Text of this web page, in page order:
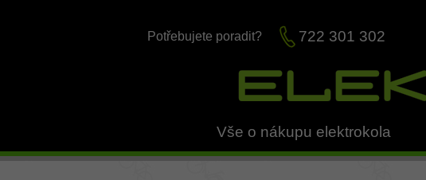
Potřebujete poradit? 722 301 302
Vše o nákupu elektrokola